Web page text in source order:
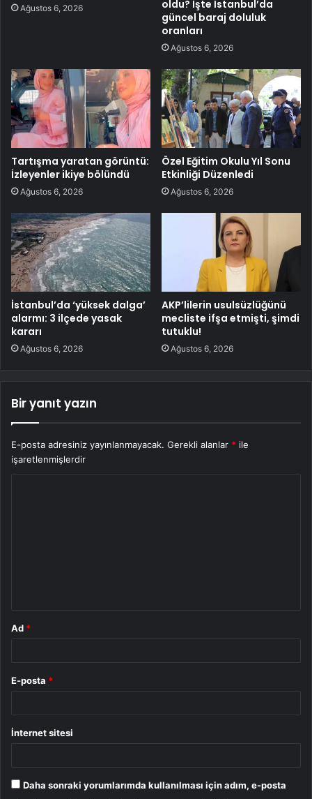
Ağustos 6, 2026
oldu? İşte İstanbul’da
güncel baraj doluluk
oranları
Ağustos 6, 2026
Tartışma yaratan görüntü:
İzleyenler ikiye bölündü
Ağustos 6, 2026
Özel Eğitim Okulu Yıl Sonu
Etkinliği Düzenledi
Ağustos 6, 2026
İstanbul’da ‘yüksek dalga’
alarmı: 3 ilçede yasak
kararı
Ağustos 6, 2026
AKP’lilerin usulsüzlüğünü
mecliste ifşa etmişti, şimdi
tutuklu!
Ağustos 6, 2026
Bir yanıt yazın
E-posta adresiniz yayınlanmayacak. Gerekli alanlar * ile
işaretlenmişlerdir
Ad *
E-posta *
İnternet sitesi
Daha sonraki yorumlarımda kullanılması için adım, e-posta